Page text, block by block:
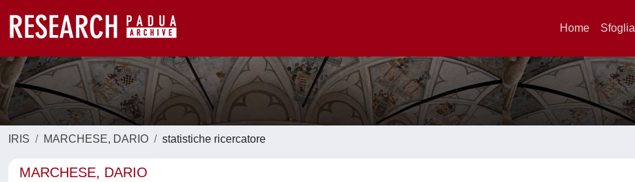
Home Sfoglia
IRIS MARCHESE, DARIO statistiche ricercatore
MARCHESE, DARIO